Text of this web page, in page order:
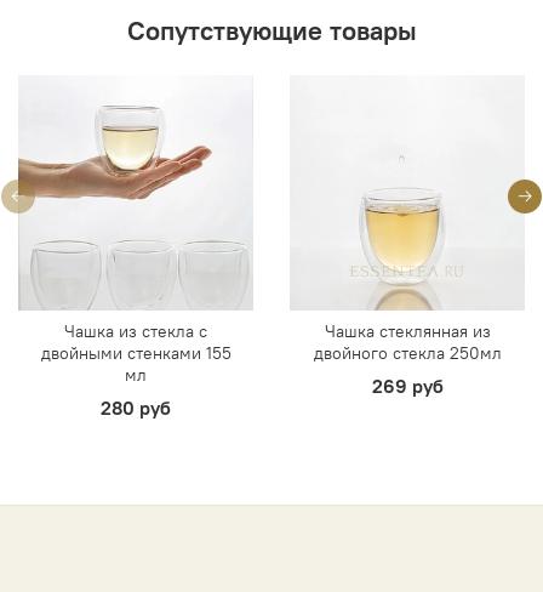
Сопутствующие товары
Чашка из стекла с
двойными стенками 155
мл
280 руб
Чашка стеклянная из
двойного стекла 250мл
269 руб